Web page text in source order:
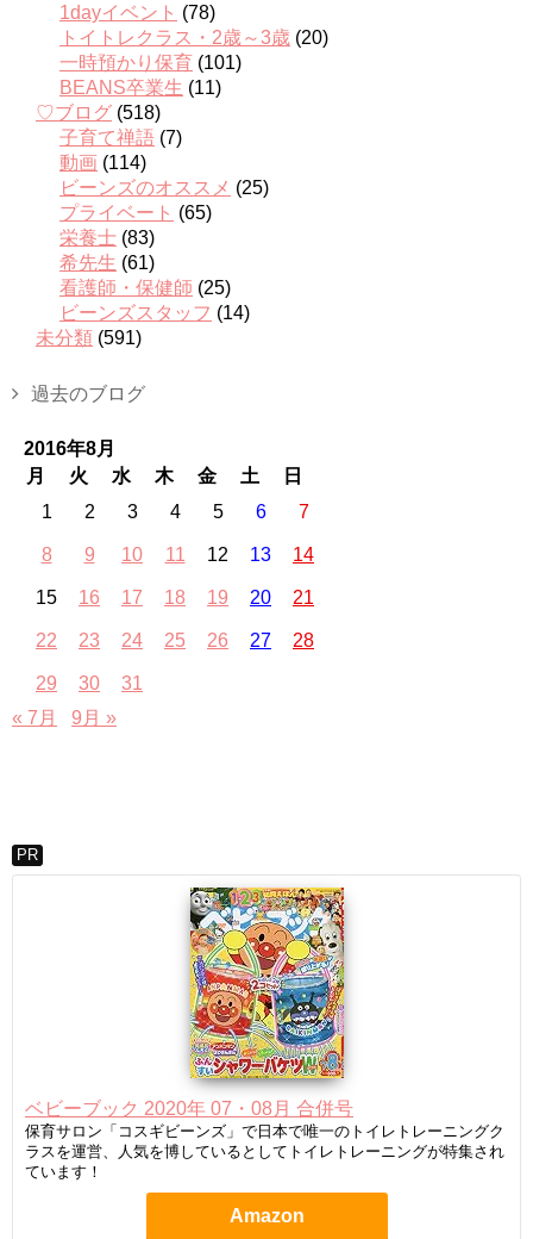
1dayイベント (78)
トイトレクラス・2歳～3歳 (20)
一時預かり保育 (101)
BEANS卒業生 (11)
♡ブログ (518)
子育て禅語 (7)
動画 (114)
ビーンズのオススメ (25)
プライベート (65)
栄養士 (83)
希先生 (61)
看護師・保健師 (25)
ビーンズスタッフ (14)
未分類 (591)
過去のブログ
2016年8月
月
火 水 木 金 土
日
1
2 3 4 5 6 7
8 9 10 11 12 13 14
15 16 17 18 19 20 21
22 23 24 25 26 27 28
29 30
31
« 7月
9月 »
PR
ベビーブック 2020年 07・08月 合併号
保育サロン「コスギビーンズ」で日本で唯一のトイレトレーニングク
ラスを運営、人気を博しているとしてトイレトレーニングが特集され
ています！
Amazon